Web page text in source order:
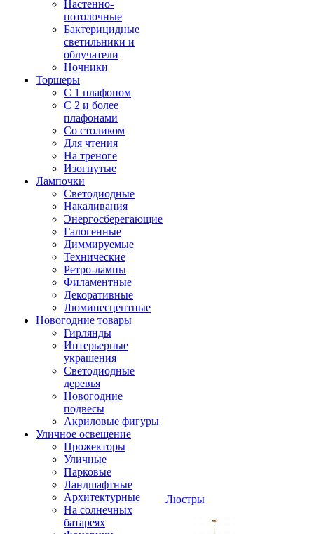
Настенно-
потолочные
Бактерицидные
светильники и
облучатели
Ночники
Торшеры
С 1 плафоном
С 2 и более
плафонами
Со столиком
Для чтения
На треноге
Изогнутые
Лампочки
Светодиодные
Накаливания
Энергосберегающие
Галогенные
Диммируемые
Технические
Ретро-лампы
Филаментные
Декоративные
Люминесцентные
Новогодние товары
Гирлянды
Интерьерные
украшения
Светодиодные
деревья
Новогодние
подвесы
Акриловые фигуры
Уличное освещение
Прожекторы
Уличные
Парковые
Ландшафтные
Архитектурные
На солнечных
батареях
Люстры